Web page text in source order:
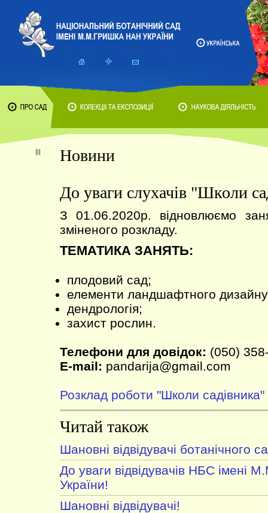
Новини
До уваги слухачів "Школи
З 01.06.2020р. відновлюємо
зміненого розкладу.
ТЕМАТИКА ЗАНЯТЬ:
плодовий сад;
елементи ландшафтного
дендрологія;
захист рослин.
Телефони для довідок: (050)
E-mail: pandarija@gmail.com
Розклад роботи "Школи садівника"
Читай також
Шановні відвідувачі ботанічного
До уваги відвідувачів НБС імені
України!
Шановні відвідувачі!